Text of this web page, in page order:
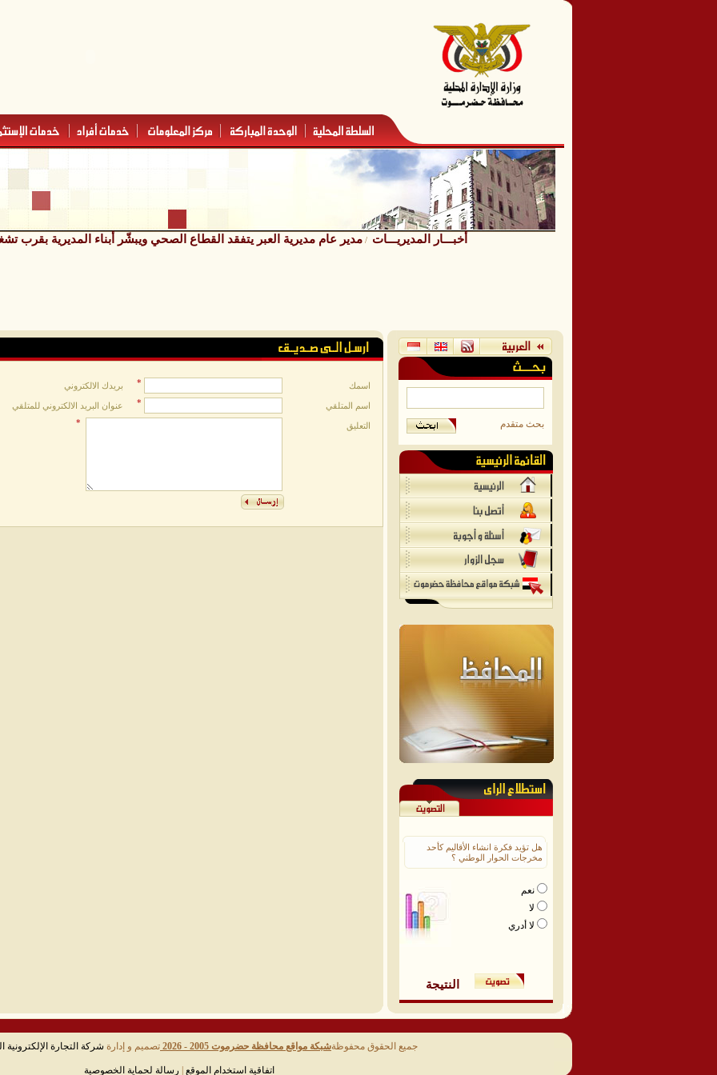
أخبـــار المديريـــات /مدير عام مديرية العبر يتفقد القطاع الصحي ويبشّر أبناء المديرية بقرب
اسمك * بريدك الالكتروني
اسم المتلقي * عنوان البريد الالكتروني للمتلقي
التعليق * بحث متقدم
هل تؤيد فكرة انشاء الأقاليم كأحد
مخرجات الحوار الوطني ؟
نعم
لا
لا أدري
النتيجة
جميع الحقوق محفوظةشبكة مواقع محافظة حضرموت 2005 - 2026 تصميم و إدارة شركة التجارة الإلكترونية
اتفاقية استخدام الموقع رسالة لحماية الخصوصية